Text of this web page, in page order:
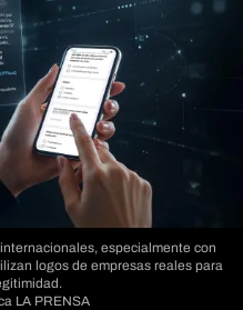
especialmente con
logos de empresas reales para
LA PRENSA